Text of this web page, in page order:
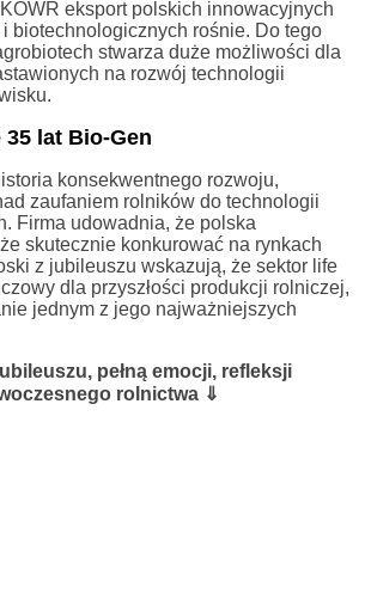
eksport polskich innowacyjnych
biotechnologicznych rośnie. Do tego
stwarza duże możliwości dla
na rozwój technologii
lat Bio-Gen
konsekwentnego rozwoju,
zaufaniem rolników do technologii
Firma udowadnia, że polska
skutecznie konkurować na rynkach
z jubileuszu wskazują, że sektor life
dla przyszłości produkcji rolniczej,
jednym z jego najważniejszych
pełną emocji, refleksji
rolnictwa ⇓